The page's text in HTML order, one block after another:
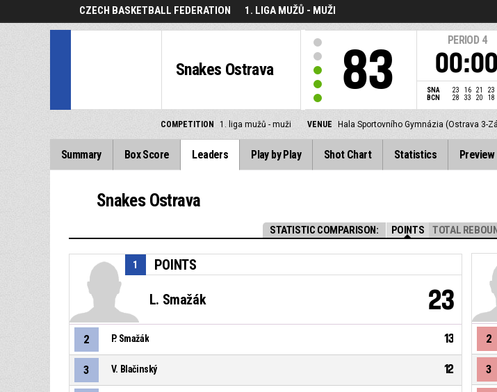
CZECH BASKETBALL FEDERATION 1. LIGA MUŽŮ - MUŽI
Snakes Ostrava 83
PERIOD 4
00:00
SNA 23 16 21 23
BCN
28 33 20 18
COMPETITION 1. liga mužů - muži VENUE Hala Sportovního Gymnázia (Ostrava 3-
Summary Box Score Leaders Play by Play Shot Chart Statistics Preview
STATISTIC COMPARISON: POINTS TOTAL
Snakes Ostrava
POINTS
1
L. Smažák 23
2 P. Smažák 13
3 V. Blačinský 12
2
3